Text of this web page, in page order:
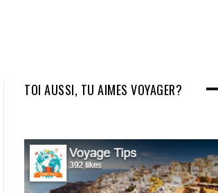
TOI AUSSI, TU AIMES VOYAGER?